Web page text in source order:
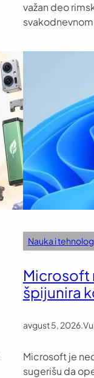
važan deo
Nauka i
Microsoft
špijunira
avgust 5, 2026.
Microsoft je
sugerišu da